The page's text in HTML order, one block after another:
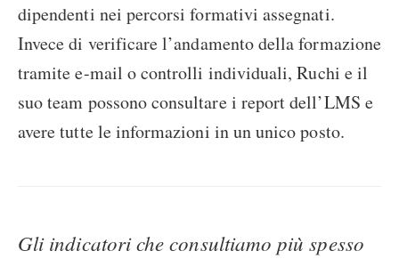
dipendenti nei percorsi formativi assegnati.
Invece di verificare l’andamento della formazione
tramite e-mail o controlli individuali, Ruchi e il
suo team possono consultare i report dell’LMS e
avere tutte le informazioni in un unico posto.
Gli indicatori che consultiamo più spesso